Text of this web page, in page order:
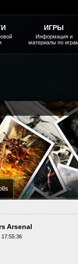
Arsenal
17:55:36
ИГРЫ
Информация и
материалы по